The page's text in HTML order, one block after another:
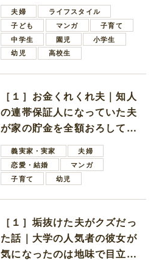
夫婦
ライフスタイル
子ども
マンガ
子育て
中学生
園児
小学生
幼児
高校生
［１］お金くれくれ夫｜知人
の連帯保証人になっていた夫
が家の貯金を全額おろしてほ
しいと言ってきた
義実家・実家
夫婦
恋愛・結婚
マンガ
子育て
幼児
［１］垢抜けた夫がクズだっ
た話｜大学の人気者の彼女が
気になったのは地味で目立た